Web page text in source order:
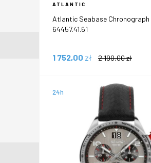
ATLANTIC
Atlantic Seabase Chronograph
64457.41.61
1 752,00 zł 2 190,00zł
24h